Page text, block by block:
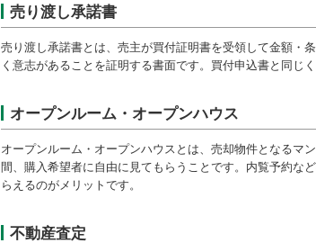
売り渡し承諾書
売り渡し承諾書とは、売主が買付証明書を受領して金額・
く意志があることを証明する書面です。買付申込書と同じ
オープンルーム・オープンハウス
オープンルーム・オープンハウスとは、売却物件となるマ
間、購入希望者に自由に見てもらうことです。内覧予約な
らえるのがメリットです。
不動産査定